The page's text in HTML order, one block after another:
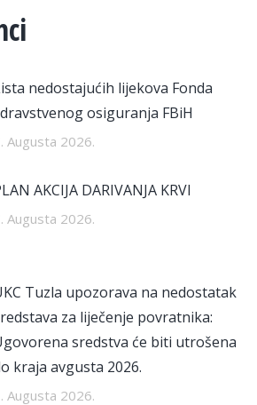
nedostajućih lijekova Fonda
osiguranja FBiH
Augusta 2026.
AKCIJA DARIVANJA KRVI
Augusta 2026.
Tuzla upozorava na nedostatak
za liječenje povratnika:
sredstva će biti utrošena
kraja avgusta 2026.
Augusta 2026.